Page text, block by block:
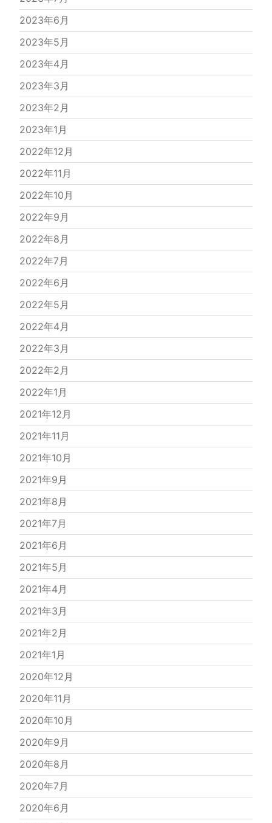
2023年6月
2023年5月
2023年4月
2023年3月
2023年2月
2023年1月
2022年12月
2022年11月
2022年10月
2022年9月
2022年8月
2022年7月
2022年6月
2022年5月
2022年4月
2022年3月
2022年2月
2022年1月
2021年12月
2021年11月
2021年10月
2021年9月
2021年8月
2021年7月
2021年6月
2021年5月
2021年4月
2021年3月
2021年2月
2021年1月
2020年12月
2020年11月
2020年10月
2020年9月
2020年8月
2020年7月
2020年6月